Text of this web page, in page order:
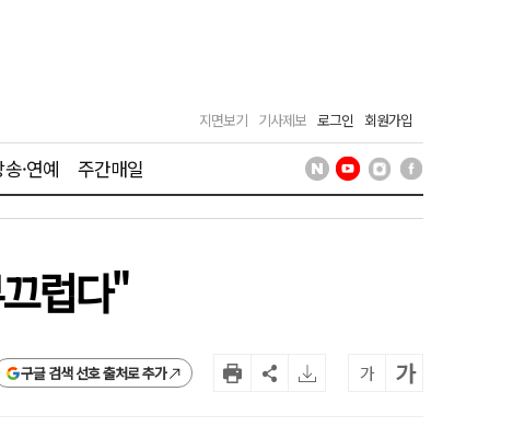
지면보기 기사제보 로그인 회원가입
·연예 주간매일
럽다"
구글 검색 선호 출처로 추가 가 가